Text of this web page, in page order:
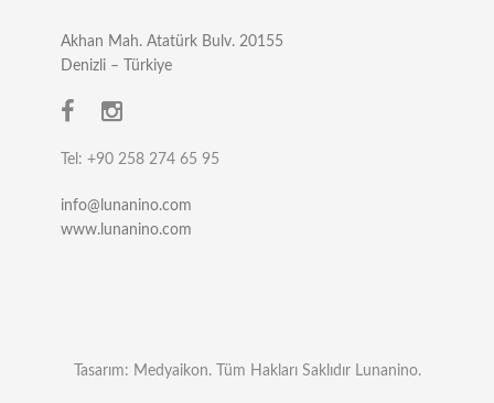
Akhan Mah. Atatürk Bulv. 20155
Denizli – Türkiye
Tel: +90 258 274 65 95
info@lunanino.com
www.lunanino.com
Tasarım: Medyaikon. Tüm Hakları Saklıdır Lunanino.